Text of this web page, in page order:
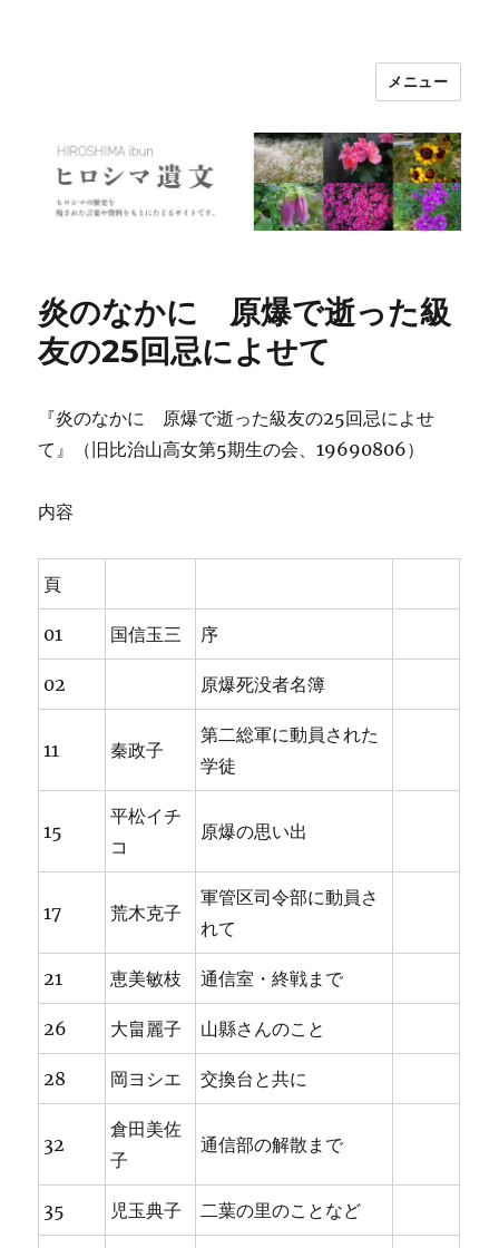
メニュー
炎のなかに 原爆で逝った級
友の25回忌によせて
『炎のなかに 原爆で逝った級友の25回忌によせ
て』（旧比治山高女第5期生の会、19690806）
内容
頁
01 国信玉三 序
02 原爆死没者名簿
11 秦政子
第二総軍に動員された
学徒
15
平松イチ
コ
原爆の思い出
17 荒木克子
軍管区司令部に動員さ
れて
21 恵美敏枝 通信室・終戦まで
26 大畠麗子 山縣さんのこと
28 岡ヨシエ 交換台と共に
32
倉田美佐
子
通信部の解散まで
35 児玉典子 二葉の里のことなど